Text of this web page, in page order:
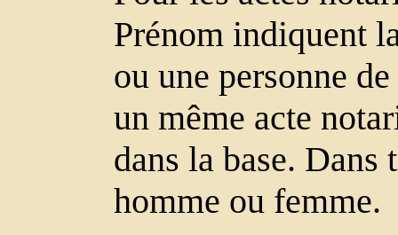
Prénom indiquent
ou une personne
un même acte
dans la base. Dans
homme ou femme.